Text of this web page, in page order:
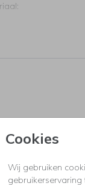
Cookies
Wij gebruiken